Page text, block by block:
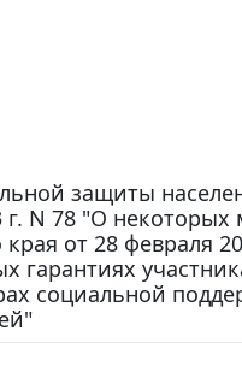
защиты
г. N 78 "О некоторых
от 28 февраля
гарантиях
социальной